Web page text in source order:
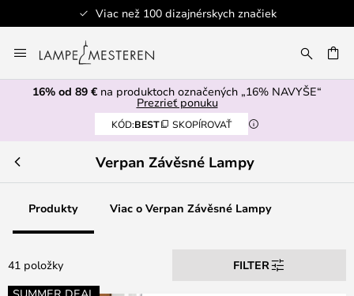
Viac než 100 dizajnérskych značiek
to
Content
16% od 89 € na produktoch označených „16% NAVYŠE“
Prezrieť ponuku
KÓD:BEST SKOPÍROVAŤ
Verpan Závěsné Lampy
Produkty Viac o Verpan Závěsné Lampy
41 položky
FILTER